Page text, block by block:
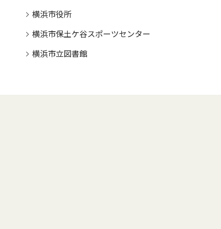
横浜市役所
横浜市保土ケ谷スポーツセンター
横浜市立図書館